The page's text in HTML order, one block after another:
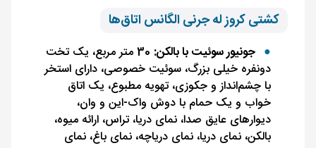
کشتی کروز له جرنی الگانس اتاق‌ها
جونیور سوئیت با بالکن:
30 متر مربع، یک تخت
دونفره خیلی بزرگ، سوئیت خصوصی، دارای استخر
با چشم‌انداز و جکوزی، تهویه مطبوع، یک اتاق
خواب و یک حمام با دوش واک-این و وان،
دیوارهای عایق صدا، نمای دریا، تراس، ارائه میوه،
بالکن، نمای دریا، نمای دریاچه، نمای باغ، نمای